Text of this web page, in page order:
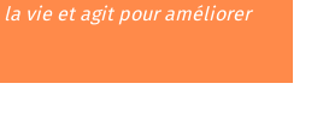
la vie et agit pour améliorer